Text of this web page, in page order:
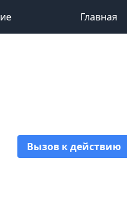
Главная
Вызов к действию